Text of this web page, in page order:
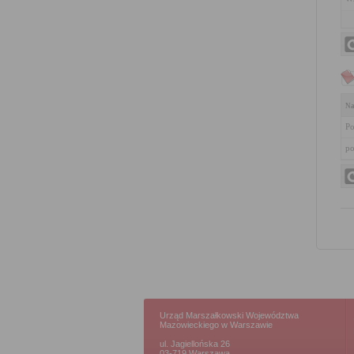
Urząd Marszałkowski Województwa
Mazowieckiego w Warszawie
ul. Jagiellońska 26